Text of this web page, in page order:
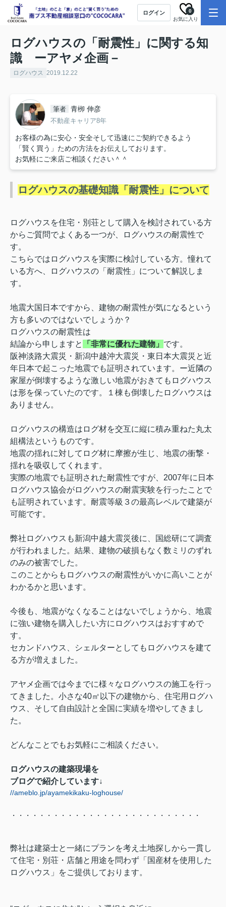
ログイン
お気に入り
0
ログハウスの「耐震性」に関する知
識 ーアヤメ企画－
ログハウス 2019.12.22
筆者 青栁 伸彦
不動産キャリア8年
お客様の為に安心・安全そして迅速にご契約できるよう
「賢く買う」ための方法をお伝えしております。
お気軽にご来店ご相談ください＾＾
ログハウスの基礎知識「耐震性」について
ログハウスを住宅・別荘として購入を検討されている方
からご質問でよくある一つが、ログハウスの耐震性で
す。
こちらではログハウスを実際に検討している方。憧れて
いる方へ、ログハウスの「耐震性」について解説しま
す。
地震大国日本ですから、建物の耐震性が気になるという
方も多いのではないでしょうか？
ログハウスの耐震性は
結論から申しますと
「非常に優れた建物」 です。
阪神淡路大震災・新潟中越沖大震災・東日本大震災と近
年日本で起こった地震でも証明されています。ー近隣の
家屋が倒壊するような激しい地震がおきてもログハウス
は形を保っていたのです。１棟も倒壊したログハウスは
ありません。
ログハウスの構造はログ材を交互に縦に積み重ねた丸太
組構法というものです。
地震の揺れに対してログ材に摩擦が生じ、地震の衝撃・
揺れを吸収してくれます。
実際の地震でも証明された耐震性ですが、2007年に日本
ログハウス協会がログハウスの耐震実験を行ったことで
も証明されています。耐震等級３の最高レベルで建築が
可能です。
弊社ログハウスも新潟中越大震災後に、国総研にて調査
が行われました。結果、建物の破損もなく数ミリのずれ
のみの被害でした。
このことからもログハウスの耐震性がいかに高いことが
わかるかと思います。
今後も、 地震がなくなることはないでしょうから、地震
に強い建物を購入したい方にログハウスはおすすめで
す。
セカンドハウス、シェルターとしてもログハウスを建て
る方が増えました。
アヤメ企画では今までに様々なログハウスの施工を行っ
てきました。小さな40㎡以下の建物から、住宅用ログハ
ウス、そして自由設計と全国に実績を増やしてきまし
た。
どんなことでもお気軽にご相談ください。
ログハウスの建築現場を
ブログで紹介しています↓
//ameblo.jp/ayamekikaku-loghouse/
・・・・・・・・・・・・・・・・・・・・・・・・・・・
弊社は建築士と一緒にプランを考え土地探しから一貫し
て住宅・別荘・店舗と用途を問わず「国産材を使用した
ログハウス」をご提供しております。